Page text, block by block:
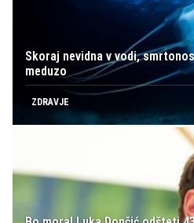
Skoraj nevidna v vodi,
meduzo
ZDRAVJE